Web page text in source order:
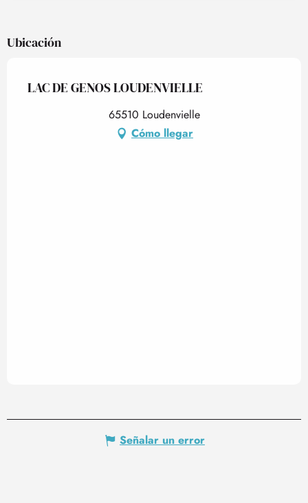
Ubicación
LAC DE GENOS LOUDENVIELLE
65510 Loudenvielle
Cómo llegar
Señalar un error